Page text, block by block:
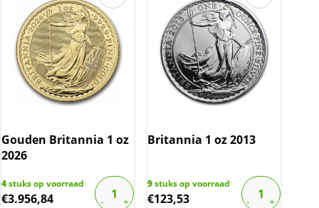
Gouden Britannia 1 oz
2026
4stuks op voorraad
€3.956,84
Britannia 1 oz 2013
9stuks op voorraad
€123,53